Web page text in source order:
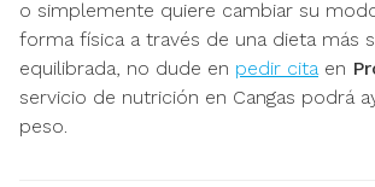
o simplemente quiere cambiar su
forma física a través de una dieta más
equilibrada, no dude en pedir citaen
servicio de nutrición en Cangas podrá
peso.